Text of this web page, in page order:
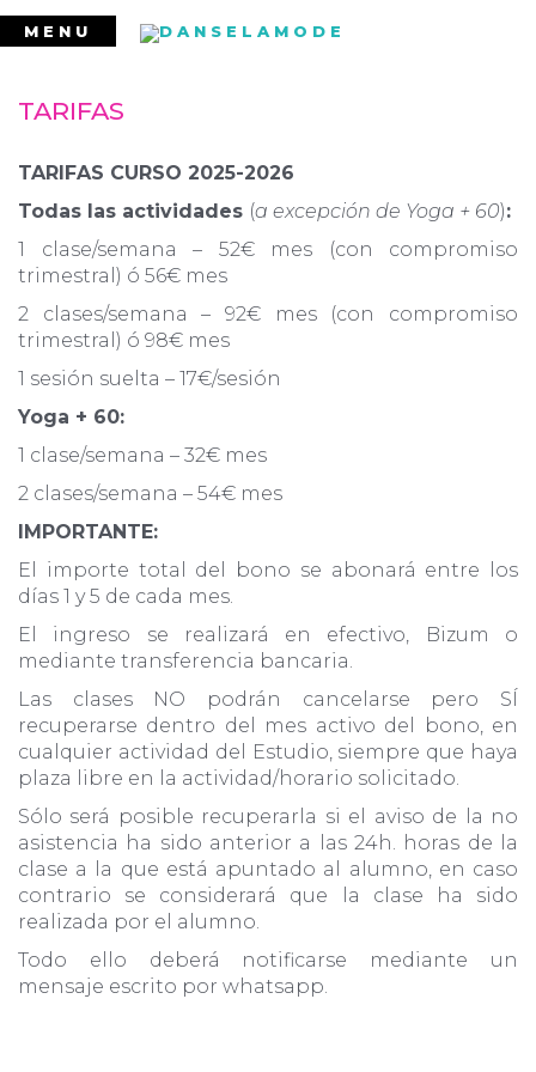
Ir
MENU
TARIFAS
TARIFAS CURSO 2025-2026
Todas las actividades (a excepción de Yoga + 60):
1 clase/semana – 52€ mes (con compromiso
trimestral) ó 56€ mes
2 clases/semana – 92€ mes (con compromiso
trimestral) ó 98€ mes
1 sesión suelta – 17€/sesión
Yoga + 60:
1 clase/semana – 32€ mes
2 clases/semana – 54€ mes
IMPORTANTE:
El importe total del bono se abonará entre los
días 1 y 5 de cada mes.
El ingreso se realizará en efectivo, Bizum o
mediante transferencia bancaria.
Las clases NO podrán cancelarse pero SÍ
recuperarse dentro del mes activo del bono, en
cualquier actividad del Estudio, siempre que haya
plaza libre en la actividad/horario solicitado.
Sólo será posible recuperarla si el aviso de la no
asistencia ha sido anterior a las 24h. horas de la
clase a la que está apuntado al alumno, en caso
contrario se considerará que la clase ha sido
realizada por el alumno.
Todo ello deberá notificarse mediante un
mensaje escrito por whatsapp.